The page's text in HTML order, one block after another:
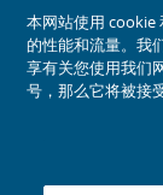
乘坐Amtrak列
网站工具
Amtrak的Amtrak的
本网站使用 cookie
的性能和流量。我
享有关您使用我们
号，那么它将被接